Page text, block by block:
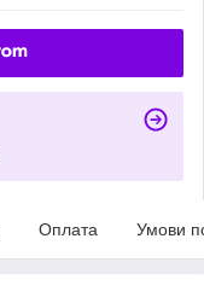
Оплата Умови